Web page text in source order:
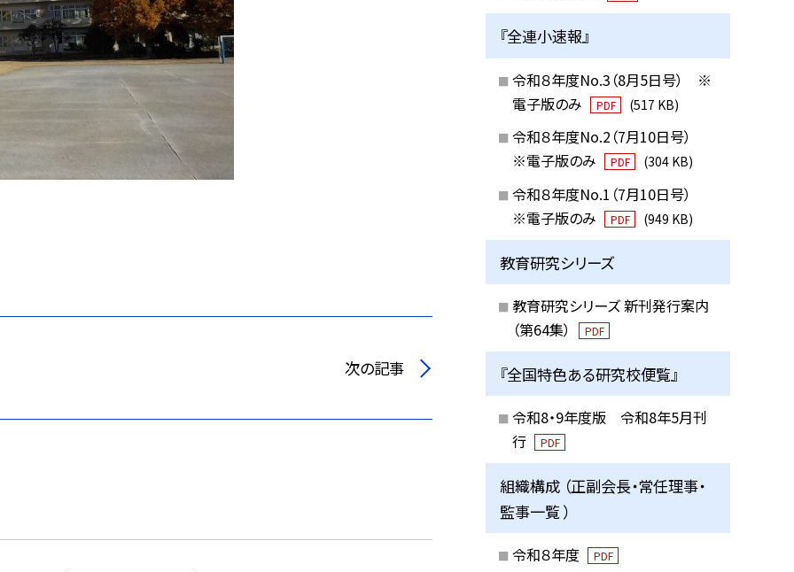
次の記事
『全連小速報』
令和８年度No.3（8月5日号） ※
電子版のみ
PDF (517 KB)
令和８年度No.2（7月10日号）
※電子版のみ
PDF (304 KB)
令和８年度No.1（7月10日号）
※電子版のみ
PDF (949 KB)
教育研究シリーズ
教育研究シリーズ 新刊発行案内
（第64集）
PDF
『全国特色ある研究校便覧』
令和8・9年度版 令和8年5月刊
行
PDF
組織構成 （正副会長・常任理事・
監事一覧 ）
令和８年度 PDF